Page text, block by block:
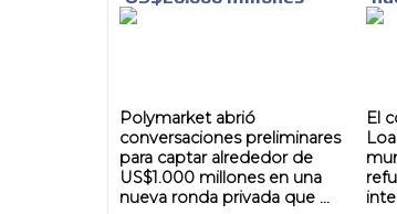
Polymarket abrió
conversaciones preliminares
para captar alrededor de
US$1.000 millones en una
nueva ronda privada que ...
El